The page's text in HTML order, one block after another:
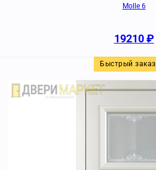
Molle 6
19210₽
Быстрый заказ